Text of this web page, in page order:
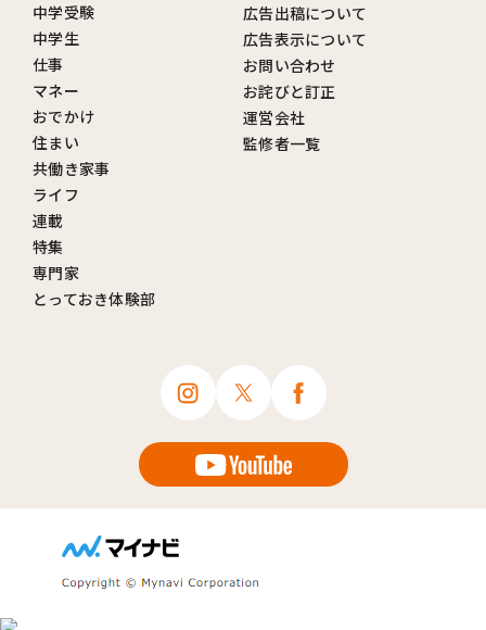
中学受験
中学生
仕事
マネー
おでかけ
住まい
共働き家事
ライフ
連載
特集
専門家
とっておき体験部
広告出稿について
広告表示について
お問い合わせ
お詫びと訂正
運営会社
監修者一覧